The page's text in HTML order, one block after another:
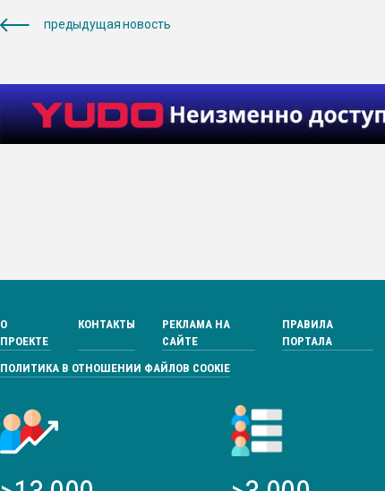
предыдущая новость
О
ПРОЕКТЕ
КОНТАКТЫ
РЕКЛАМА НА
САЙТЕ
ПРАВИЛА
ПОРТАЛА
ПОЛИТИКА В ОТНОШЕНИИ ФАЙЛОВ COOKIE